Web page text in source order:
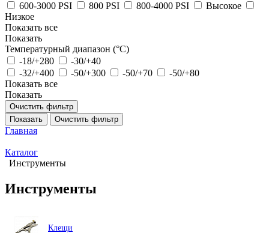
600-3000 PSI
800 PSI 800-4000 PSI
Высокое
Низкое
Показать все
Показать
Температурный диапазон (°C)
-18/+280
-30/+40
-32/+400
-50/+300 -50/+70
-50/+80
Показать все
Показать
Очистить фильтр
Показать
Очистить фильтр
Главная
Каталог
Инструменты
Инструменты
Клещи